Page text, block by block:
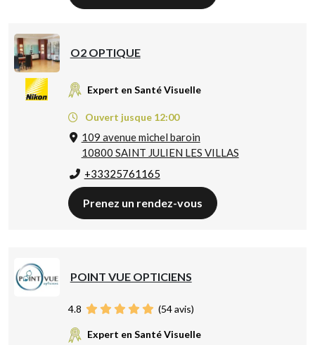
O2 OPTIQUE
Expert en Santé Visuelle
Ouvert jusque 12:00
109 avenue michel baroin
10800 SAINT JULIEN LES VILLAS
+33325761165
Prenez un rendez-vous
POINT VUE OPTICIENS
4.8 (54avis)
Expert en Santé Visuelle